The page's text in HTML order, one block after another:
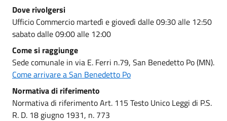
Dove rivolgersi
Ufficio Commercio martedì e giovedì dalle 09:30 alle 12:50
sabato dalle 09:00 alle 12:00
Come si raggiunge
Sede comunale in via E. Ferri n.79, San Benedetto Po (MN).
Come arrivare a San Benedetto Po
Normativa di riferimento
Normativa di riferimento Art. 115 Testo Unico Leggi di P.S.
R. D. 18 giugno 1931, n. 773